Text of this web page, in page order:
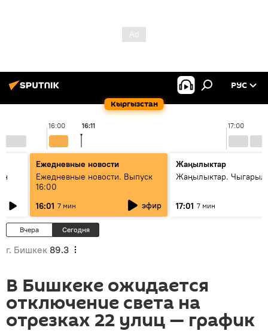
Кыргызстан
РУС
16:00 17:00
16:11
Ежедневные новости
Ежедневные новости. Выпуск
16:00
16:01 7 мин эфир
Жаңылыктар
Жаңылыктар.
17:01 7 мин
Вчера Сегодня
г. Бишкек 89.3
В Бишкеке ожидается
отключение света на
отрезках 22 улиц — график